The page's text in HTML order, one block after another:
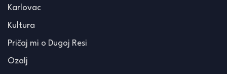
Karlovac
Kultura
Pričaj mi o Dugoj Resi
Ozalj